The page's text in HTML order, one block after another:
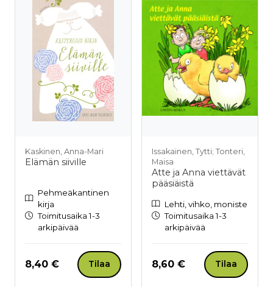
Kaskinen, Anna-Mari
Elämän siiville
Pehmeäkantinen
kirja
Toimitusaika 1-3
arkipäivää
Hinta nyt
8,40 € Tilaa
Issakainen, Tytti; Tonteri,
Maisa
Atte ja Anna viettävät
pääsiäistä
Lehti, vihko, moniste
Toimitusaika 1-3
arkipäivää
Hinta nyt
8,60 € Tilaa